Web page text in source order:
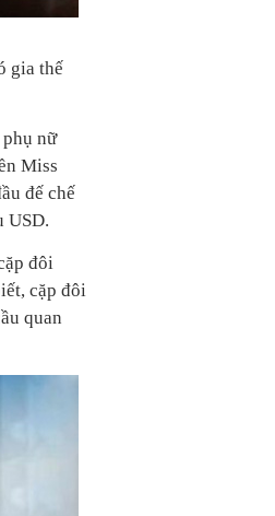
gia thế
nữ
Miss
đế chế
USD.
đôi
cặp đôi
quan